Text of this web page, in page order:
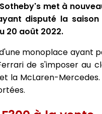
met à
disputé la
20 août 2022.
monoplace ayant
de s'imposer au
la McLaren-